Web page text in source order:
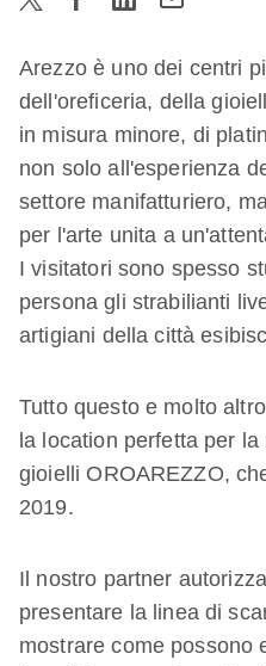
Arezzo è uno dei centri
dell'oreficeria, della
in misura minore, di
non solo all'esperienza
settore manifatturiero,
per l'arte unita a
I visitatori sono spesso
persona gli strabilianti
artigiani della città
Tutto questo e molto
la location perfetta per
gioielli OROAREZZO,
2019.
Il nostro partner
presentare la linea di
mostrare come possono